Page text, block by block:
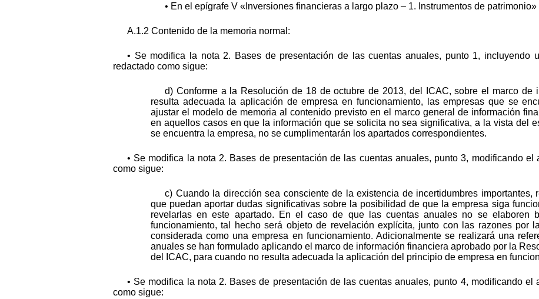
• En el epígrafe V «Inversiones financieras a largo plazo – 1. Instrumentos de
A.1.2 Contenido de la memoria normal:
• Se modifica la nota 2. Bases de presentación de las cuentas anuales, punto 1, incluyendo
redactado como sigue:
d) Conforme a la Resolución de 18 de octubre de 2013, del ICAC, sobre el marco de
resulta adecuada la aplicación de empresa en funcionamiento, las empresas que se
ajustar el modelo de memoria al contenido previsto en el marco general de información
en aquellos casos en que la información que se solicita no sea significativa, a la vista del
se encuentra la empresa, no se cumplimentarán los apartados correspondientes.
• Se modifica la nota 2. Bases de presentación de las cuentas anuales, punto 3, modificando el
como sigue:
c) Cuando la dirección sea consciente de la existencia de incertidumbres importantes,
que puedan aportar dudas significativas sobre la posibilidad de que la empresa siga
revelarlas en este apartado. En el caso de que las cuentas anuales no se elaboren
funcionamiento, tal hecho será objeto de revelación explícita, junto con las razones por
considerada como una empresa en funcionamiento. Adicionalmente se realizará una
anuales se han formulado aplicando el marco de información financiera aprobado por la
del ICAC, para cuando no resulta adecuada la aplicación del principio de empresa en
• Se modifica la nota 2. Bases de presentación de las cuentas anuales, punto 4, modificando el
como sigue: